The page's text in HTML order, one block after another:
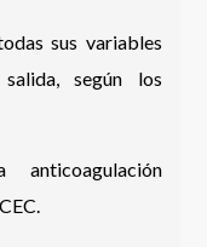
sus variables
según los